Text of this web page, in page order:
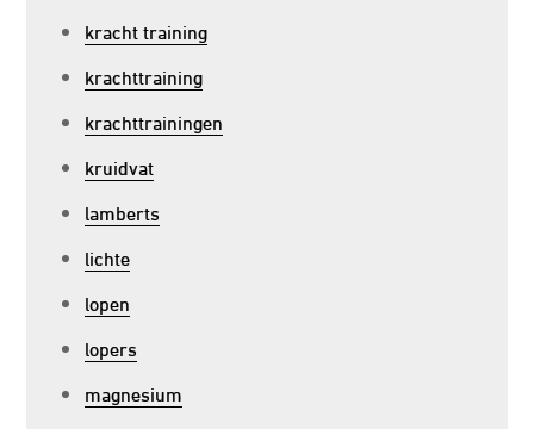
kracht training
krachttraining
krachttrainingen
kruidvat
lamberts
lichte
lopen
lopers
magnesium